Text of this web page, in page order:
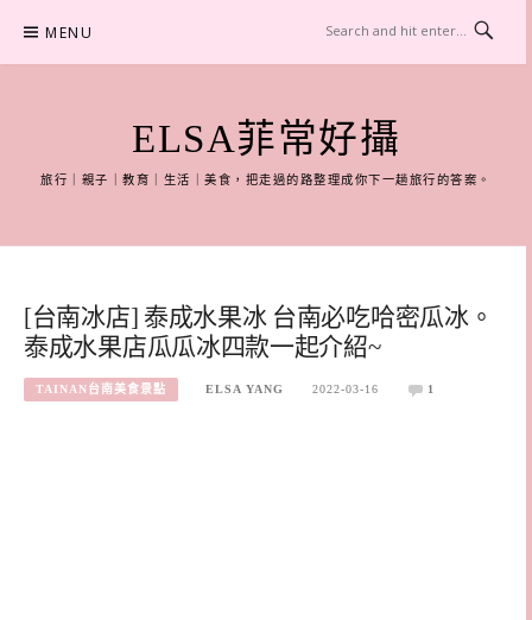
content
MENU
ELSA菲常好攝
旅行｜親子｜教育｜生活｜美食，把走過的路整理成你下一趟旅行的答案。
[台南冰店] 泰成水果冰 台南必吃哈密瓜冰。
泰成水果店瓜瓜冰四款一起介紹~
TAINAN台南美食景點 ELSA YANG 2022-03-16 1